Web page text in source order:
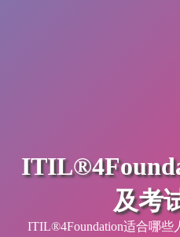
及考
ITIL®4Foundation适合哪些